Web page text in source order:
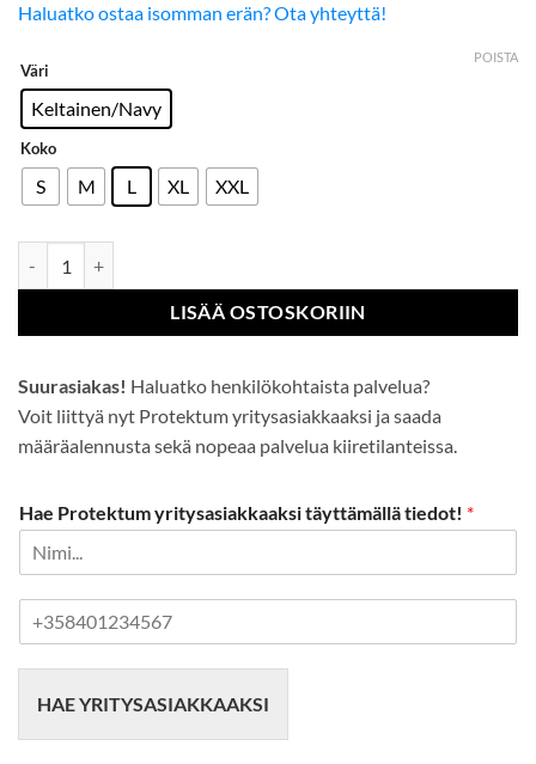
Haluatko ostaa isomman erän? Ota yhteyttä!
Väri
Keltainen/Navy
Koko
S M L XL XXL
POISTA
LISÄÄ OSTOSKORIIN
Suurasiakas! Haluatko henkilökohtaista palvelua?
Voit liittyä nyt Protektum yritysasiakkaaksi ja saada
määräalennusta sekä nopeaa palvelua kiiretilanteissa.
Hae Protektum yritysasiakkaaksi täyttämällä tiedot! *
HAE YRITYSASIAKKAAKSI